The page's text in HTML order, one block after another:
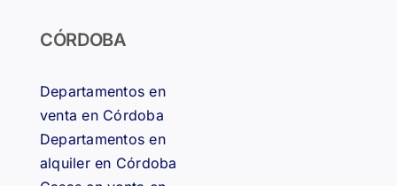
CÓRDOBA
Departamentos en
venta en Córdoba
Departamentos en
alquiler en Córdoba